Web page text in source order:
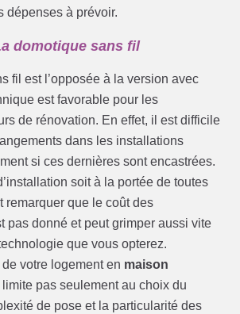
dépenses à prévoir.
domotique sans fil
fil est l’opposée à la version avec
est favorable pour les
de rénovation. En effet, il est difficile
dans les installations
si ces dernières sont encastrées.
soit à la portée de toutes
remarquer que le coût des
pas donné et peut grimper aussi vite
que vous opterez.
votre logement en maison
limite pas seulement au choix du
de pose et la particularité des